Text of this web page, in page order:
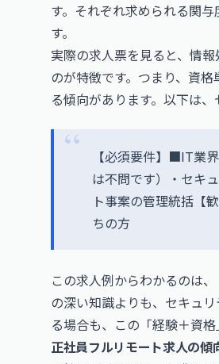
す。それぞれ求められる関
す。
実際の求人票を見ると、情
のが特徴です。つまり、資
る傾向があります。以下は
【必須要件】■IT業
は不問です）・セキ
ト事案の管理統括【
ちの方
この求人例からわかるのは
の深い知識よりも、セキュ
る場合も、この「経験＋資
正社員フルリモート求人の傾